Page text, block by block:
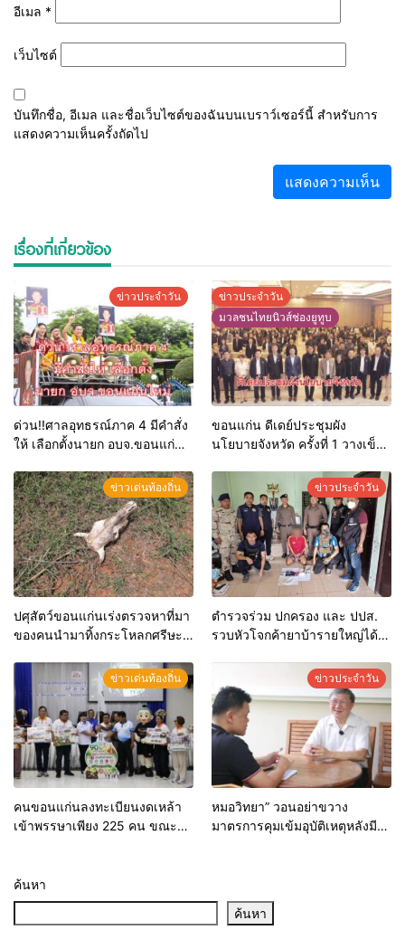
อีเมล *
เว็บไซต์
บันทึกชื่อ, อีเมล และชื่อเว็บไซต์ของฉันบนเบราว์เซอร์นี้ สำหรับการ
แสดงความเห็นครั้งถัดไป
เรื่องที่เกี่ยวข้อง
ข่าวประจำวัน
ด่วน!!ศาลอุทธรณ์ภาค 4 มีคำสั่ง
ให้ เลือกตั้งนายก อบจ.ขอนแก่น
ข่าวประจำวัน
มวลชนไทยนิวส์ช่องยูทูบ
ขอนแก่น ดีเดย์ประชุมผัง
นโยบายจังหวัด ครั้งที่ 1 วางเข็ม
ข่าวเด่นท้องถิ่น
ปศุสัตว์ขอนแก่นเร่งตรวจหาที่มา
ของคนนำมาทิ้งกระโหลกศรีษะ
พื้นที่มักง่าย หากตรวจพบมีความ
ผิดทันที
ข่าวประจำวัน
ตำรวจร่วม ปกครอง และ ปปส.
รวบหัวโจกค้ายาบ้ารายใหญ่ได้
เพื่อนนำมาฝากไว้และบอกจะมี
คนมารับ รอแล้วแต่ยังไม่มา กลับ
ถูกตำรวจมาจับกุมตัวก่อน
ข่าวเด่นท้องถิ่น
คนขอนแก่นลงทะเบียนงดเหล้า
เข้าพรรษาเพียง 225 คน ขณะที่
พบคนสนใจลงทะเบียนแค่ 1 คน
ข่าวประจำวัน
หมอวิทยา” วอนอย่าขวาง
มาตรการคุมเข้มอุบัติเหตุหลังมี
ปลอดภัยเพราะทุกปีตายนับหมื่น
เจ็บเป็นล้าน มั่นใจหากทุกคนช่วย
ค้นหา
ค้นหา